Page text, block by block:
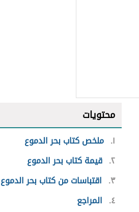
محتويات
١ ملخص كتاب بحر الدموع
٢ قيمة كتاب بحر الدموع
٣ اقتباسات من كتاب بحر الدموع
٤ المراجع